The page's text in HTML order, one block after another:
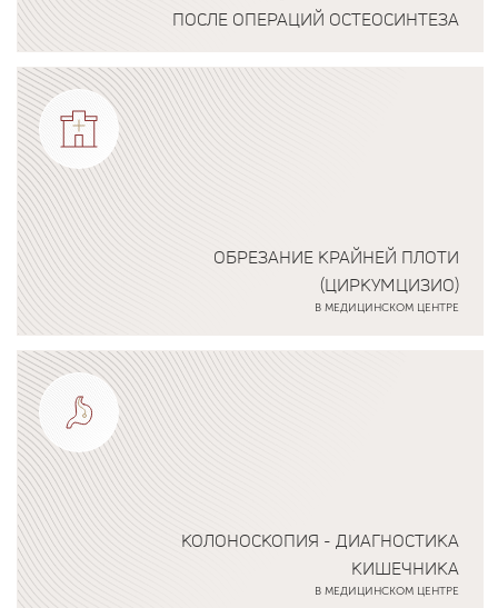
ПОСЛЕ ОПЕРАЦИЙ ОСТЕОСИНТЕЗА
Подробнее о программе
ОБРЕЗАНИЕ КРАЙНЕЙ ПЛОТИ
(ЦИРКУМЦИЗИО)
В МЕДИЦИНСКОМ ЦЕНТРЕ
Подробнее о программе
КОЛОНОСКОПИЯ - ДИАГНОСТИКА
КИШЕЧНИКА
В МЕДИЦИНСКОМ ЦЕНТРЕ